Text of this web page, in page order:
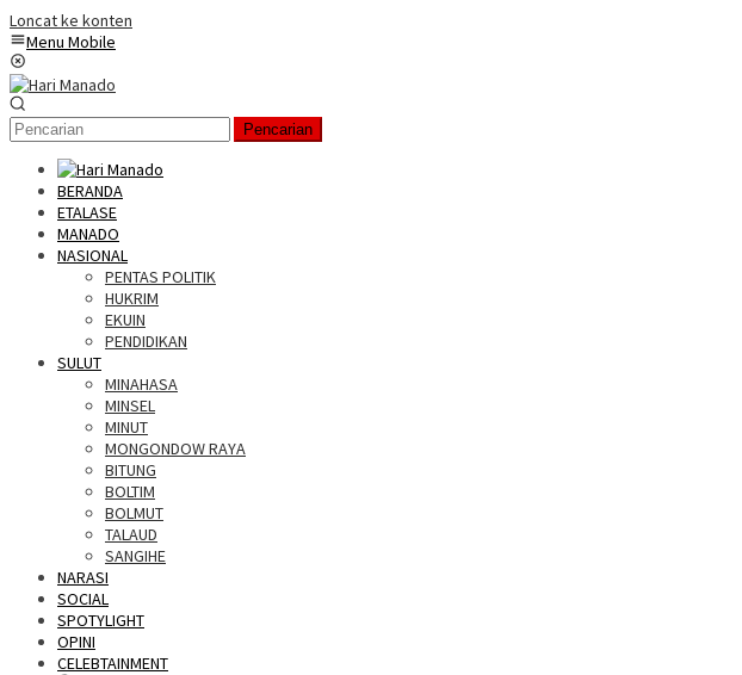
Loncat ke konten
Menu Mobile
Pencarian
BERANDA
ETALASE
MANADO
NASIONAL
PENTAS POLITIK
HUKRIM
EKUIN
PENDIDIKAN
SULUT
MINAHASA
MINSEL
MINUT
MONGONDOW RAYA
BITUNG
BOLTIM
BOLMUT
TALAUD
SANGIHE
NARASI
SOCIAL
SPOTYLIGHT
OPINI
CELEBTAINMENT